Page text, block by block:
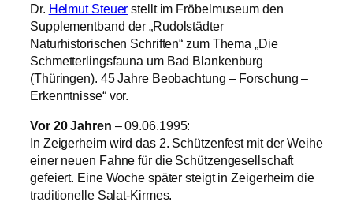
Dr. Helmut Steuer stellt im Fröbelmuseum den
Supplementband der „Rudolstädter
Naturhistorischen Schriften“ zum Thema „Die
Schmetterlingsfauna um Bad Blankenburg
(Thüringen). 45 Jahre Beobachtung – Forschung –
Erkenntnisse“ vor.
Vor 20 Jahren – 09.06.1995:
In Zeigerheim wird das 2. Schützenfest mit der Weihe
einer neuen Fahne für die Schützengesellschaft
gefeiert. Eine Woche später steigt in Zeigerheim die
traditionelle Salat-Kirmes.